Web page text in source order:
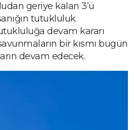
geriye kalan 3’ü
tutukluluk
devam kararı
bir kısmı bugün
devam edecek.